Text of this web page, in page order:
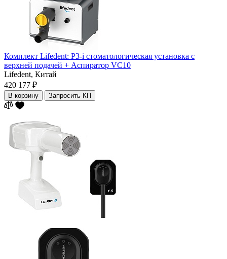
Комплект Lifedent: P3-i стоматологическая установка с
верхней подачей + Аспиратор VC10
Lifedent, Китай
420 177 ₽
В корзину Запросить КП